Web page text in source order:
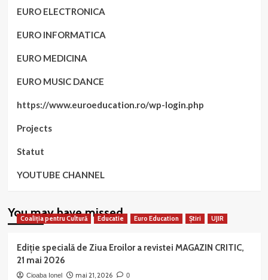
EURO ELECTRONICA
EURO INFORMATICA
EURO MEDICINA
EURO MUSIC DANCE
https://www.euroeducation.ro/wp-login.php
Projects
Statut
YOUTUBE CHANNEL
You may have missed
Coaliția pentru Cultură Educatie Euro Education Știri UJIR
Ediție specială de Ziua Eroilor a revistei MAGAZIN CRITIC,
21 mai 2026
Cioaba Ionel mai 21, 2026 0